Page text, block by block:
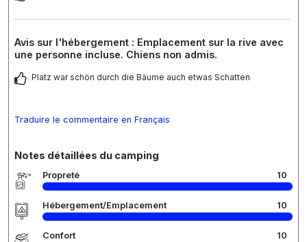
Avis sur l'hébergement : Emplacement sur la rive avec
une personne incluse. Chiens non admis.
Platz war schön durch die Bäume auch etwas Schatten
Traduire le commentaire en Français
Notes détaillées du camping
Propreté 10
Hébergement/Emplacement 10
Confort 10